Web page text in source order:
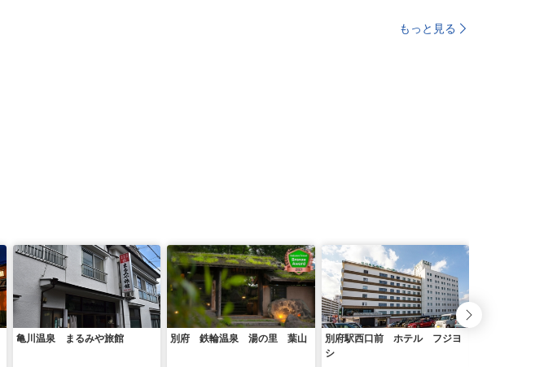
もっと見る
亀川温泉 まるみや旅館 別府 鉄輪温泉 湯の里 葉山
別府駅西口前 ホテル フジヨ
シ